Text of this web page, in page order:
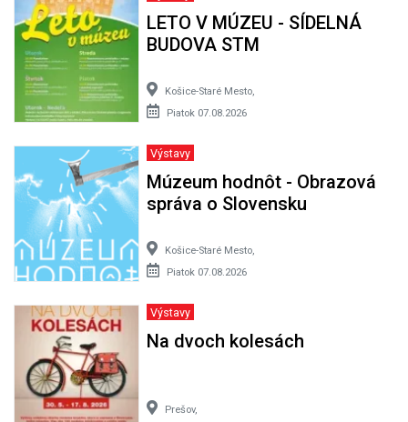
LETO V MÚZEU - SÍDELNÁ
BUDOVA STM
Košice-Staré Mesto,
Piatok 07.08.2026
Výstavy
Múzeum hodnôt - Obrazová
správa o Slovensku
Košice-Staré Mesto,
Piatok 07.08.2026
Výstavy
Na dvoch kolesách
Prešov,